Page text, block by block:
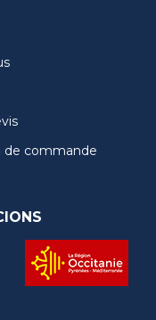
de commande